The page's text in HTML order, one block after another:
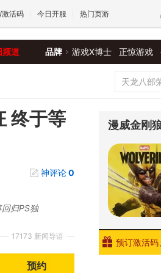
活码 今日开服 热门页游
王权与自由 诛仙世界
频道 品牌 游戏X博士 正惊游戏
终于等
神评论0
17173 新闻导语
归PS独
预约
漫威金刚
预订激活码